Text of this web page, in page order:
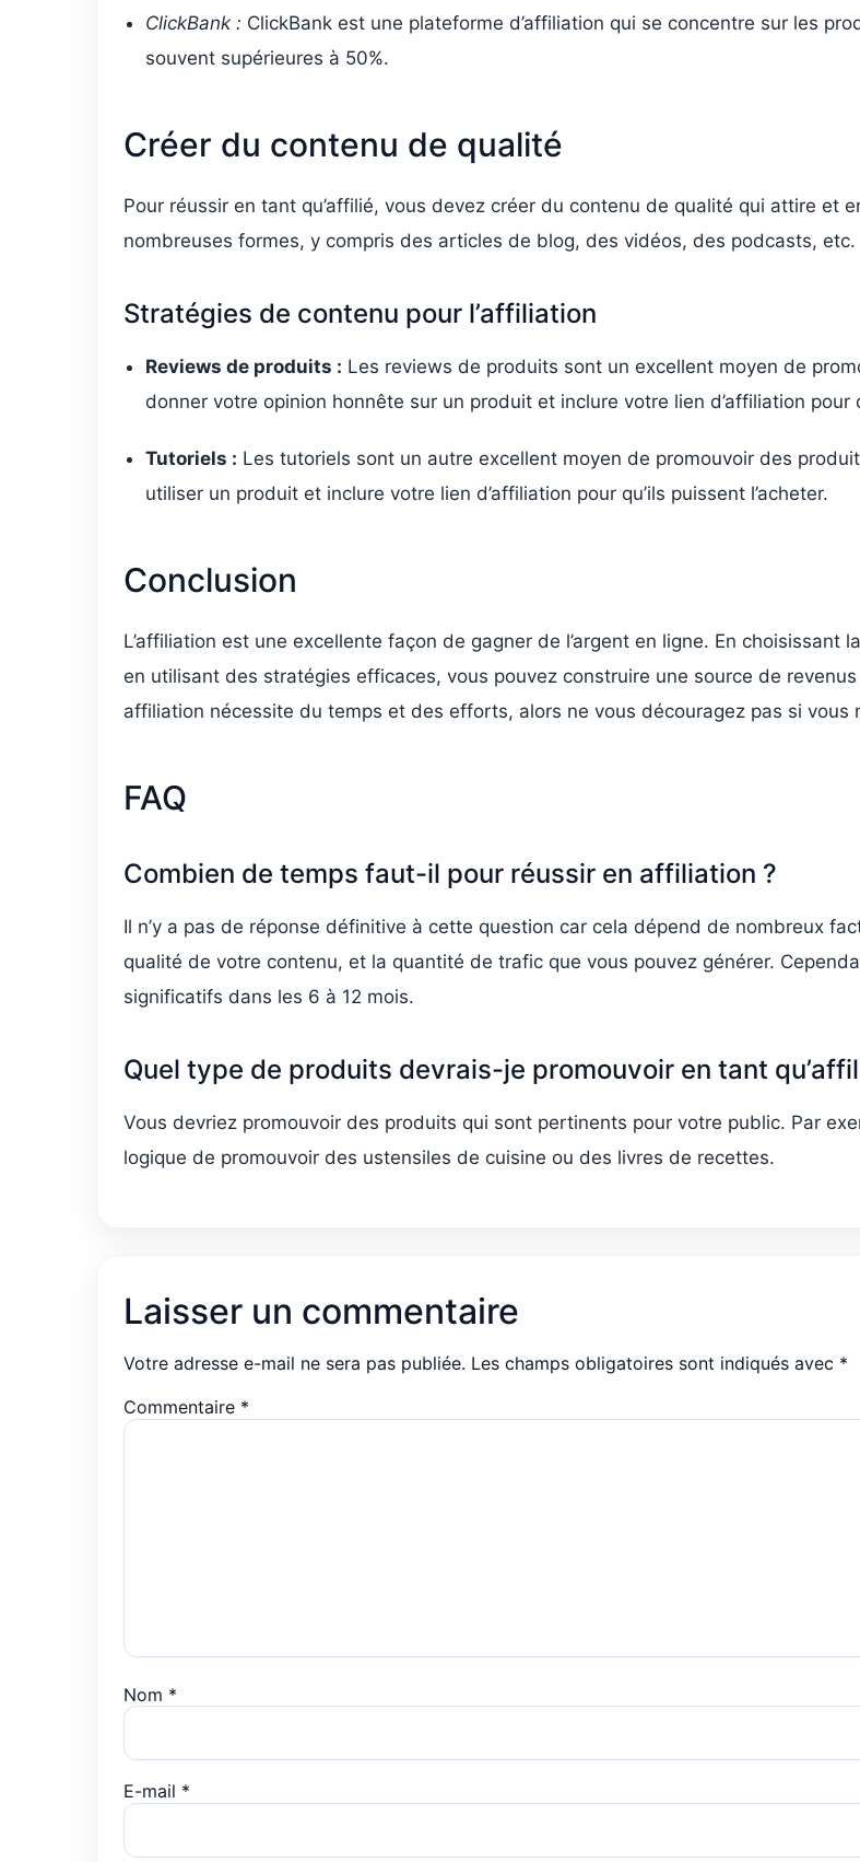
ClickBank : ClickBank est une plateforme d’affiliation qui se concentre sur les
souvent supérieures à 50%.
Créer du contenu de qualité
Pour réussir en tant qu’affilié, vous devez créer du contenu de qualité qui attire et
nombreuses formes, y compris des articles de blog, des vidéos, des podcasts, etc.
Stratégies de contenu pour l’affiliation
Reviews de produits : Les reviews de produits sont un excellent moyen de
donner votre opinion honnête sur un produit et inclure votre lien d’affiliation pour
Tutoriels : Les tutoriels sont un autre excellent moyen de promouvoir des
utiliser un produit et inclure votre lien d’affiliation pour qu’ils puissent l’acheter.
Conclusion
L’affiliation est une excellente façon de gagner de l’argent en ligne. En
en utilisant des stratégies efficaces, vous pouvez construire une source de
affiliation nécessite du temps et des efforts, alors ne vous découragez pas si vous
FAQ
Combien de temps faut-il pour réussir en affiliation ?
Il n’y a pas de réponse définitive à cette question car cela dépend de nombreux
qualité de votre contenu, et la quantité de trafic que vous pouvez générer.
significatifs dans les 6 à 12 mois.
Quel type de produits devrais-je promouvoir en tant
Vous devriez promouvoir des produits qui sont pertinents pour votre public. Par
logique de promouvoir des ustensiles de cuisine ou des livres de recettes.
Laisser un commentaire
Votre adresse e-mail ne sera pas publiée. Les champs obligatoires sont indiqués avec *
Commentaire *
Nom *
E-mail *